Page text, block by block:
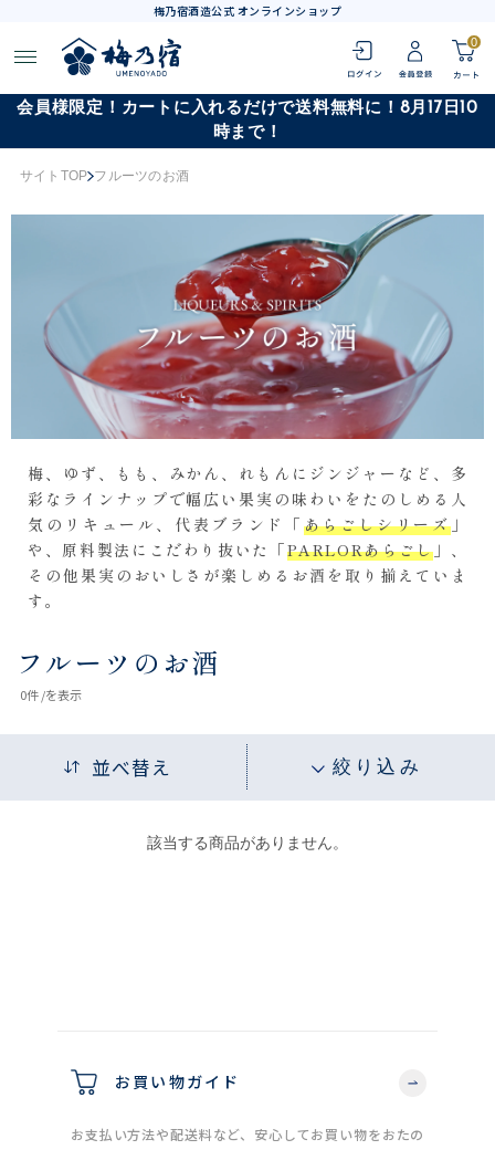
梅乃宿酒造公式 オンラインショップ
0
会員様限定！カートに入れるだけで送料無料に！8月17日10
時まで！
サイトTOP フルーツのお酒
梅、ゆず、もも、みかん、れもんにジンジャーなど、多
彩なラインナップで幅広い果実の味わいをたのしめる人
気のリキュール、代表ブランド「 あらごしシリーズ」
や、原料製法にこだわり抜いた「PARLORあらごし」、
その他果実のおいしさが楽しめるお酒を取り揃えていま
す。
フルーツのお酒
0件 /を表示
並べ替え 絞り込み
該当する商品がありません。
お買い物ガイド
お支払い方法や配送料など、安心してお買い物をおたの